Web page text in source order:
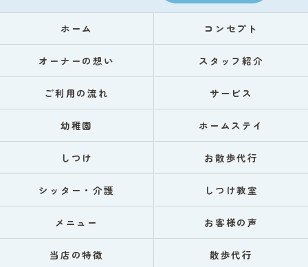
ホーム コンセプト
オーナーの想い スタッフ紹介
ご利用の流れ サービス
幼稚園 ホームステイ
しつけ お散歩代行
シッター・介護 しつけ教室
メニュー お客様の声
当店の特徴 散歩代行